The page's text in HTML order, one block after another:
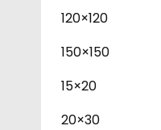
120×120
150×150
15×20
20×30